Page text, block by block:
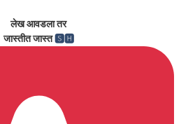
लेख आवडला तर
जास्तीत जास्त🆂🅷